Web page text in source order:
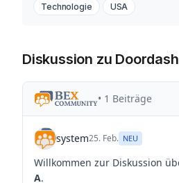
Technologie USA
Diskussion zu Doordash